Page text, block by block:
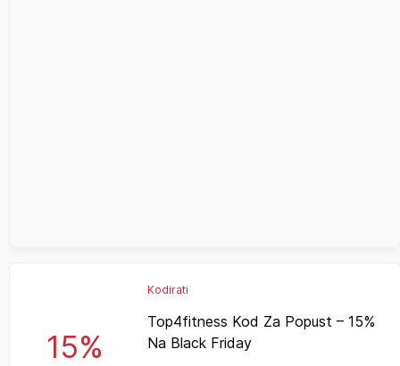
15%
Kodirati
Top4fitness Kod Za Popust – 15%
Na Black Friday